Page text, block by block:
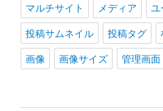
マルチサイト
メディア
投稿サムネイル
投稿タグ
画像
画像サイズ 管理画面